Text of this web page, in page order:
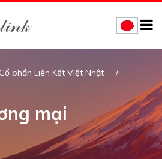
phần Liên Kết Việt Nhật
mại